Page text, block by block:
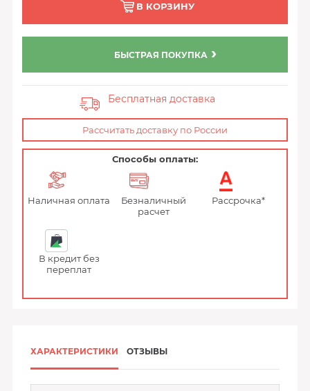
В КОРЗИНУ
БЫСТРАЯ ПОКУПКА
Бесплатная доставка
Рассчитать доставку по России
Способы оплаты:
Наличная оплата
Безналичный
расчет
Рассрочка*
В кредит без
переплат
ХАРАКТЕРИСТИКИ ОТЗЫВЫ